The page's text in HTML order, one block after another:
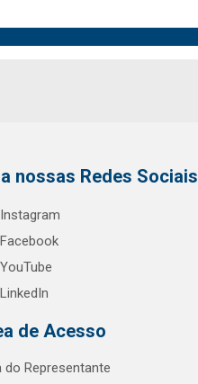
nossas Redes Sociais
Instagram
Facebook
YouTube
LinkedIn
de Acesso
do Representante